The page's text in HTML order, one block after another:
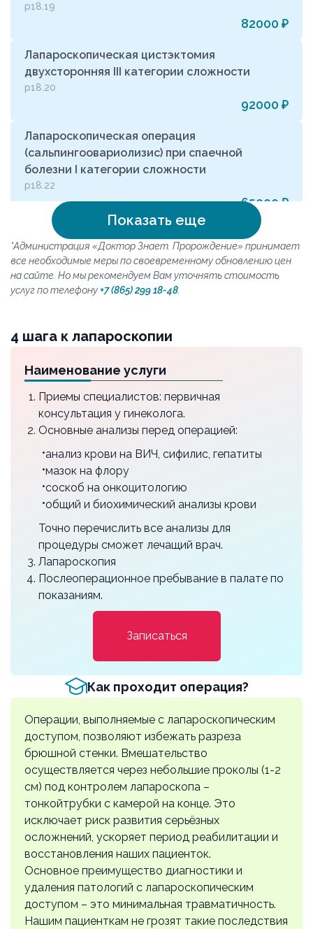
р18.19
82000 ₽
Лапароскопическая цистэктомия
двухсторонняя III категории сложности
р18.20
92000 ₽
Лапароскопическая операция
(сальпингоовариолизис) при спаечной
болезни I категории сложности
р18.22
65000 ₽
Лапароскопическая операция
(сальпингоовариолизис) при спаечной
болезни II категории сложности
Лапароскопическая операция
(сальпингоовариолизис) при спаечной
болезни III категории сложности
р18.36
Лапароскопия, демедуляция (дриллинг)
Лапароскопическая миомэктомия I категории
сложности
р18.28
Лапароскопическая миомэктомия II
категории сложности
Лапароскопическая миомэктомия III
категории сложности
108000 ₽
Лапароскопическая овариоэктомия
р18.31
Лапароскопическая овариоэктомия
двухсторонняя
р18.32
70000 ₽
Лапароскопия, иссечение очагов
эндометриоза
Показать еще
*Администрация «Доктор Знает. Пророждение» принимает
все необходимые меры по своевременному обновлению цен
на сайте. Но мы рекомендуем Вам уточнять стоимость
услуг по телефону+7 (865) 299 18-48
4 шага к лапароскопии
Наименование услуги
Приемы специалистов: первичная
консультация у гинеколога.
Основные анализы перед операцией:
анализ крови на ВИЧ, сифилис, гепатиты
мазок на флору
соскоб на онкоцитологию
общий и биохимический анализы крови
Точно перечислить все анализы для
процедуры сможет лечащий врач.
Лапароскопия
Послеоперационное пребывание в палате по
показаниям.
Записаться
Как проходит операция?
Операции, выполняемые с лапароскопическим
доступом, позволяют избежать разреза
брюшной стенки. Вмешательство
осуществляется через небольшие проколы (1-2
см) под контролем лапароскопа –
тонкойтрубки с камерой на конце. Это
исключает риск развития серьёзных
осложнений, ускоряет период реабилитации и
восстановления наших пациенток.
Основное преимущество диагностики и
удаления патологий с лапароскопическим
доступом – это минимальная травматичность.
Нашим пациенткам не грозят такие последствия